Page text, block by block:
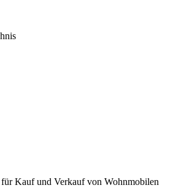
Kauf und Verkauf von Wohnmobilen